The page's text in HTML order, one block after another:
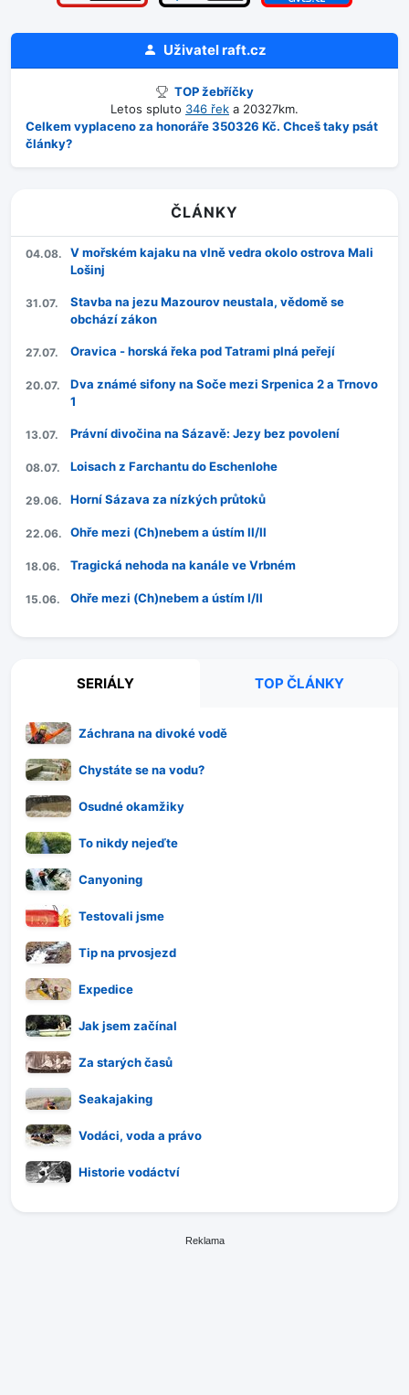
Uživatelraft.cz
TOP žebříčky
Letos spluto 346 řek a 20327km.
Celkem vyplaceno za honoráře 350326 Kč. Chceš taky psát
články?
ČLÁNKY
04.08.
V mořském kajaku na vlně vedra okolo ostrova Mali
Lošinj
31.07.
Stavba na jezu Mazourov neustala, vědomě se
obchází zákon
27.07. Oravica - horská řeka pod Tatrami plná peřejí
20.07.
Dva známé sifony na Soče mezi Srpenica 2 a Trnovo
1
13.07. Právní divočina na Sázavě: Jezy bez povolení
08.07. Loisach z Farchantu do Eschenlohe
29.06. Horní Sázava za nízkých průtoků
22.06. Ohře mezi (Ch)nebem a ústím II/II
18.06. Tragická nehoda na kanále ve Vrbném
15.06. Ohře mezi (Ch)nebem a ústím I/II
SERIÁLY TOP ČLÁNKY
Záchrana na divoké vodě
Chystáte se na vodu?
Osudné okamžiky
To nikdy nejeďte
Canyoning
Testovali jsme
Tip na prvosjezd
Expedice
Jak jsem začínal
Za starých časů
Seakajaking
Vodáci, voda a právo
Historie vodáctví
Reklama